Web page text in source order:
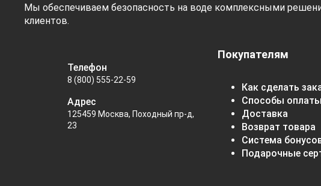
Мы обеспечиваем безопасность на воде комплексными
клиентов.
Покупателям
Как сделать
Способы оплаты
Доставка
Возврат товара
Система
Подарочные
Телефон
8 (800) 555-22-59
Адрес
125459 Москва, Походный пр-д,
23